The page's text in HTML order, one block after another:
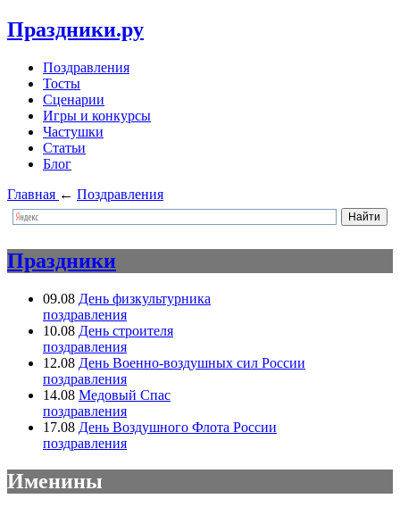
Праздники.ру
Поздравления
Тосты
Сценарии
Игры и конкурсы
Частушки
Статьи
Блог
Главная ← Поздравления
Праздники
09.08 День физкультурника
поздравления
10.08 День строителя
поздравления
12.08 День Военно-воздушных сил России
поздравления
14.08 Медовый Спас
поздравления
17.08 День Воздушного Флота России
поздравления
Именины